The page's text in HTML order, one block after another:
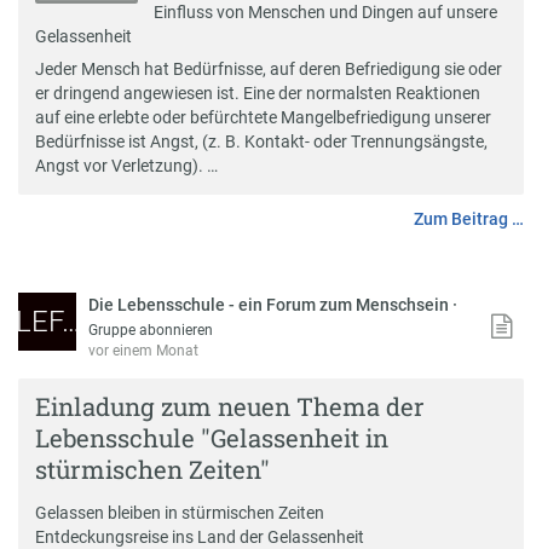
Einfluss von Menschen und Dingen auf unsere
Gelassenheit
Jeder Mensch hat Bedürfnisse, auf deren Befriedigung sie oder
er dringend angewiesen ist. Eine der normalsten Reaktionen
auf eine erlebte oder befürchtete Mangelbefriedigung unserer
Bedürfnisse ist Angst, (z. B. Kontakt- oder Trennungsängste,
Angst vor Verletzung). …
Zum Beitrag …
LEF… Die Lebensschule - ein Forum zum Menschsein ·
Gruppe abonnieren
vor einem Monat
Einladung zum neuen Thema der
Lebensschule "Gelassenheit in
stürmischen Zeiten"
Gelassen bleiben in stürmischen Zeiten
Entdeckungsreise ins Land der Gelassenheit